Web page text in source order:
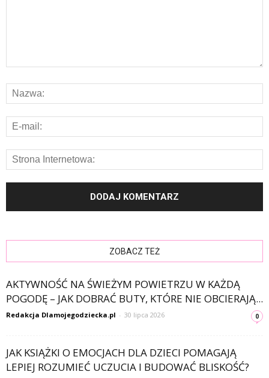
ZOBACZ TEŻ
AKTYWNOŚĆ NA ŚWIEŻYM POWIETRZU W KAŻDĄ
POGODĘ – JAK DOBRAĆ BUTY, KTÓRE NIE OBCIERAJĄ...
Redakcja Dlamojegodziecka.pl - 30 lipca 2026 0
JAK KSIĄŻKI O EMOCJACH DLA DZIECI POMAGAJĄ
LEPIEJ ROZUMIEĆ UCZUCIA I BUDOWAĆ BLISKOŚĆ?